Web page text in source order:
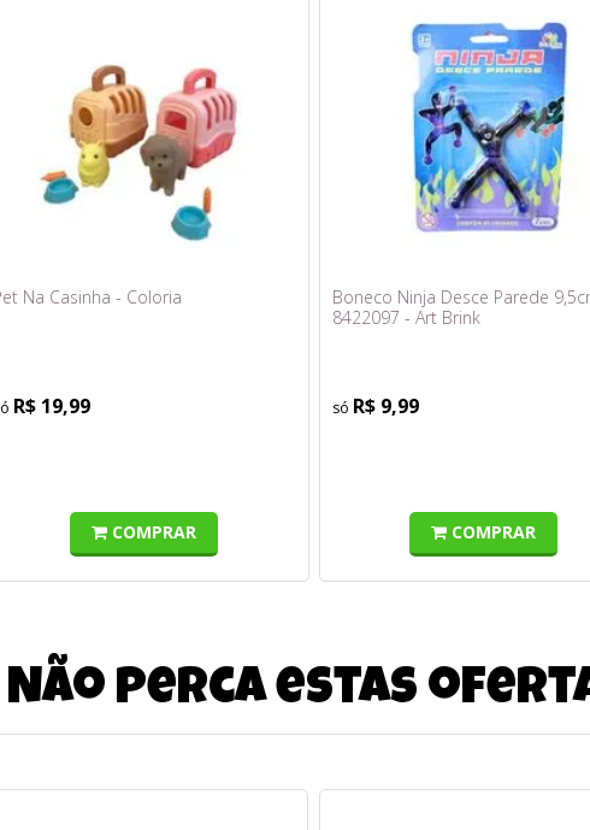
Na Casinha - Coloria
R$ 19,99
COMPRAR
Boneco Ninja Desce Parede
8422097 - Art Brink
R$ 9,99
COMPRAR
Não perca estas